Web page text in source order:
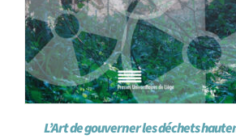
L’Art de gouverner les déchets